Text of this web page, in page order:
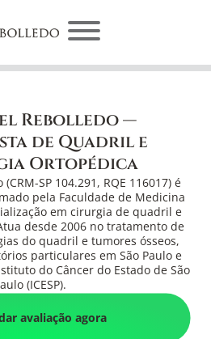
Rebolledo —
de Quadril e
Ortopédica
SP 104.291, RQE 116017) é
pela Faculdade de Medicina
em cirurgia de quadril e
desde 2006 no tratamento de
do quadril e tumores ósseos,
particulares em São Paulo e
do Câncer do Estado de São
(ICESP).
avaliação agora